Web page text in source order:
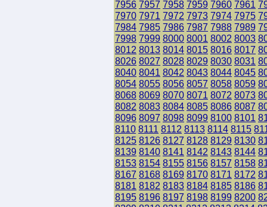
7956 7957 7958 7959 7960 7961
7970 7971 7972 7973 7974 7975
7984 7985 7986 7987 7988 7989
7998 7999 8000 8001 8002 8003
8012 8013 8014 8015 8016 8017
8026 8027 8028 8029 8030 8031
8040 8041 8042 8043 8044 8045
8054 8055 8056 8057 8058 8059
8068 8069 8070 8071 8072 8073
8082 8083 8084 8085 8086 8087
8096 8097 8098 8099 8100 8101
8110 8111 8112 8113 8114 8115
8125 8126 8127 8128 8129 8130
8139 8140 8141 8142 8143 8144
8153 8154 8155 8156 8157 8158
8167 8168 8169 8170 8171 8172
8181 8182 8183 8184 8185 8186
8195 8196 8197 8198 8199 8200